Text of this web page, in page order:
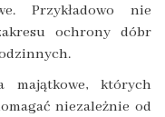
Przykładowo nie
ochrony dóbr
majątkowe, których
niezależnie od